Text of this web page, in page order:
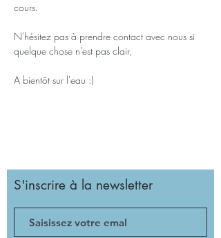
cours.
N'hésitez pas à prendre contact avec nous si
quelque chose n'est pas clair,
A bientôt sur l'eau :)
S'inscrire à la newsletter